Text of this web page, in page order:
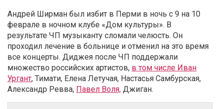
Андрей Ширман был избит в Перми в ночь с 9 на 10
феврале в ночном клубе «Дом культуры». В
результате ЧП музыканту сломали челюсть. Он
проходил лечение в больнице и отменил на это время
все концерты. Диджея после ЧП поддержали
множество российских артистов, в том числе Иван
Ургант, Тимати, Елена Летучая, Настасья Самбурская,
Александр Ревва, Павел Воля, Джиган.